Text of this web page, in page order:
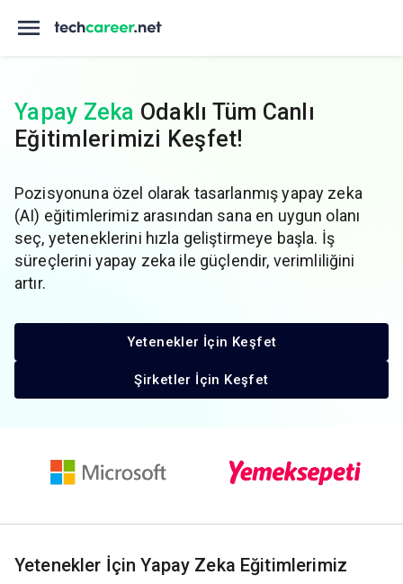
Yapay Zeka Odaklı Tüm Canlı
Eğitimlerimizi Keşfet!
Pozisyonuna özel olarak tasarlanmış yapay zeka
(AI) eğitimlerimiz arasından sana en uygun olanı
seç, yeteneklerini hızla geliştirmeye başla. İş
süreçlerini yapay zeka ile güçlendir, verimliliğini
artır.
Yetenekler İçin Keşfet
Şirketler İçin Keşfet
Yetenekler İçin Yapay Zeka Eğitimlerimiz